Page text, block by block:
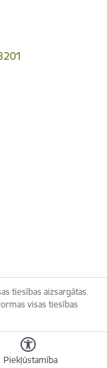
Piekļūstamība
tiesības aizsargātas.
visas tiesības